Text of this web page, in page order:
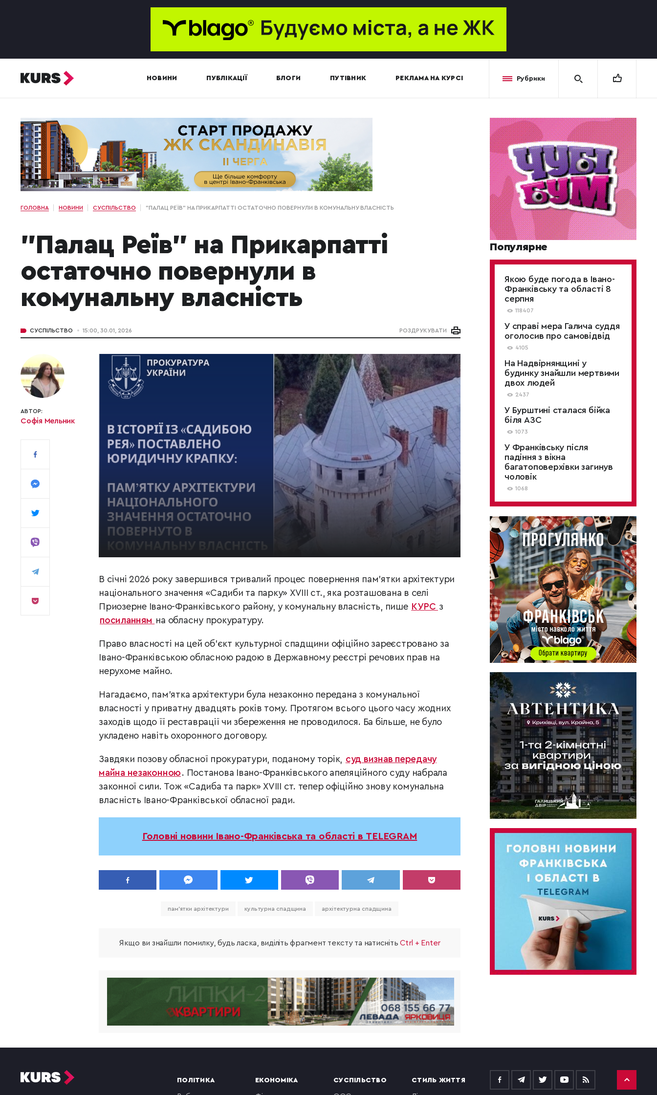
НОВИНИ ПУБЛІКАЦІЇ БЛОГИ ПУТІВНИК РЕКЛАМА НА КУРСІ Рубрики
ГОЛОВНА НОВИНИ СУСПІЛЬСТВО "ПАЛАЦ РЕЇВ" НА ПРИКАРПАТТІ ОСТАТОЧНО ПОВЕРНУЛИ В КОМУНАЛЬНУ ВЛАСНІСТЬ
"Палац Реїв" на Прикарпатті
остаточно повернули в
комунальну власність
СУСПІЛЬСТВО 15:00, 30.01, 2026 РОЗДРУКУВАТИ
АВТОР:
Софія Мельник
В січні 2026 року завершився тривалий процес повернення пам’ятки архітектури
національного значення «Садиби та парку» XVIII ст., яка розташована в селі
Приозерне Івано-Франківського району, у комунальну власність, пише КУРС з
посиланням на обласну прокуратуру.
Право власності на цей об’єкт культурної спадщини офіційно зареєстровано за
Івано-Франківською обласною радою в Державному реєстрі речових прав на
нерухоме майно.
Нагадаємо, пам’ятка архітектури була незаконно передана з комунальної
власності у приватну двадцять років тому. Протягом всього цього часу жодних
заходів щодо її реставрації чи збереження не проводилося. Ба більше, не було
укладено навіть охоронного договору.
Завдяки позову обласної прокуратури, поданому торік, суд визнав передачу
майна незаконною . Постанова Івано-Франківського апеляційного суду набрала
законної сили. Тож «Садиба та парк» XVIII ст. тепер офіційно знову комунальна
власність Івано-Франківської обласної ради.
Головні новини Івано-Франківська та області в TELEGRAM
пам'ятки архітектури культурна спадщина архітектурна спадщина
Якщо ви знайшли помилку, будь ласка, виділіть фрагмент тексту та натиснітьCtrl + Enter
Популярне
Якою буде погода в Івано-
Франківську та області 8
серпня
118407
У справі мера Галича суддя
оголосив про самовідвід
4105
На Надвірнянщині у
будинку знайшли мертвими
двох людей
2437
У Бурштині сталася бійка
біля АЗС
1073
У Франківську після
падіння з вікна
багатоповерхівки загинув
чоловік
1068
ПОЛІТИКА ЕКОНОМІКА СУСПІЛЬСТВО СТИЛЬ ЖИТТЯ